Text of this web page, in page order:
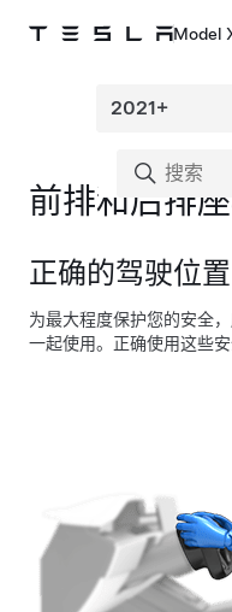
Model
前排和后排
正确的驾驶位置
为最大程度保护您的安全
一起使用。正确使用这些